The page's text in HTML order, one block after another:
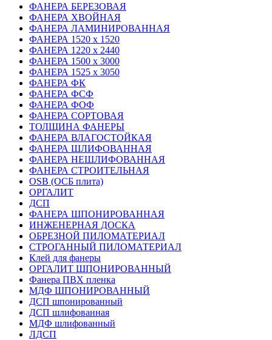
ФАНЕРА БЕРЕЗОВАЯ
ФАНЕРА ХВОЙНАЯ
ФАНЕРА ЛАМИНИРОВАННАЯ
ФАНЕРА 1520 х 1520
ФАНЕРА 1220 х 2440
ФАНЕРА 1500 х 3000
ФАНЕРА 1525 х 3050
ФАНЕРА ФК
ФАНЕРА ФСФ
ФАНЕРА ФОФ
ФАНЕРА СОРТОВАЯ
ТОЛЩИНА ФАНЕРЫ
ФАНЕРА ВЛАГОСТОЙКАЯ
ФАНЕРА ШЛИФОВАННАЯ
ФАНЕРА НЕШЛИФОВАННАЯ
ФАНЕРА СТРОИТЕЛЬНАЯ
OSB (ОСБ плита)
ОРГАЛИТ
ДСП
ФАНЕРА ШПОНИРОВАННАЯ
ИНЖЕНЕРНАЯ ДОСКА
ОБРЕЗНОЙ ПИЛОМАТЕРИАЛ
СТРОГАННЫЙ ПИЛОМАТЕРИАЛ
Клей для фанеры
ОРГАЛИТ ШПОНИРОВАННЫЙ
Фанера ПВХ пленка
МДФ ШПОНИРОВАННЫЙ
ДСП шпонированный
ДСП шлифованная
МДФ шлифованный
ЛДСП